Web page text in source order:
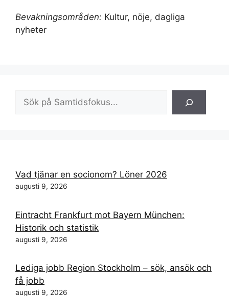
Bevakningsområden: Kultur, nöje, dagliga
nyheter
Sök
Vad tjänar en socionom? Löner 2026
augusti 9, 2026
Eintracht Frankfurt mot Bayern München:
Historik och statistik
augusti 9, 2026
Lediga jobb Region Stockholm – sök, ansök och
få jobb
augusti 9, 2026